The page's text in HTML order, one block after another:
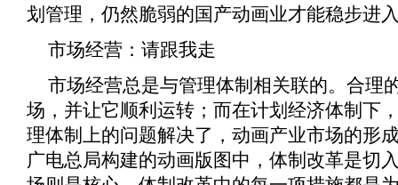
划管理，仍然脆弱的国产动画业才能稳步进
市场经营：请跟我走
市场经营总是与管理体制相关联的。合理
场，并让它顺利运转；而在计划经济体制下
理体制上的问题解决了，动画产业市场的形
广电总局构建的动画版图中，体制改革是切